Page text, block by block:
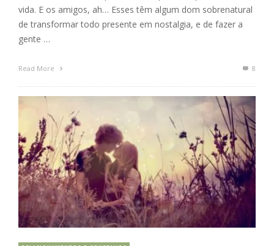
vida. E os amigos, ah… Esses têm algum dom sobrenatural
de transformar todo presente em nostalgia, e de fazer a
gente …
Read More 8